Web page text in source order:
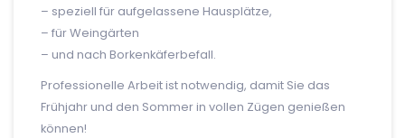
– speziell für aufgelassene Hausplätze,
– für Weingärten
– und nach Borkenkäferbefall.
Professionelle Arbeit ist notwendig, damit Sie das
Frühjahr und den Sommer in vollen Zügen genießen
können!